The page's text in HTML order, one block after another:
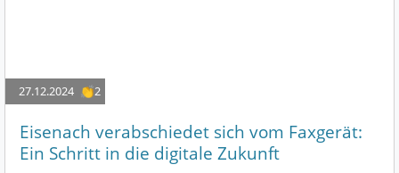
27.12.2024 👏2
Eisenach verabschiedet sich vom Faxgerät:
Ein Schritt in die digitale Zukunft